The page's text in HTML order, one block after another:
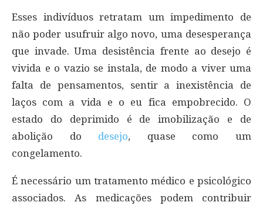
Esses indivíduos retratam um impedimento de
não poder usufruir algo novo, uma desesperança
que invade. Uma desistência frente ao desejo é
vivida e o vazio se instala, de modo a viver uma
falta de pensamentos, sentir a inexistência de
laços com a vida e o eu fica empobrecido. O
estado do deprimido é de imobilização e de
abolição do desejo, quase como um
congelamento.
É necessário um tratamento médico e psicológico
associados. As medicações podem contribuir